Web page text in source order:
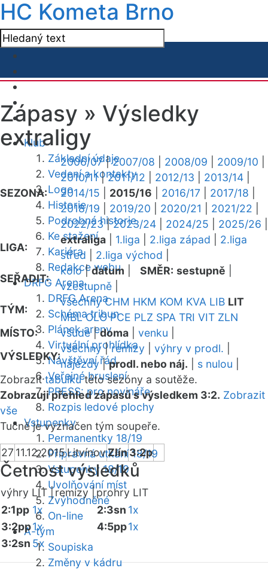
HC Kometa Brno
Klub
Základní údaje
Vedení a kontakty
Logo
Historie
Podrobná historie
Ke stažení
Kariéra
Redakce webu
DRFG Arena
DRFG Arena
Schéma tribun
Plánek areny
Virtuální prohlídka
Návštěvní řád
Veřejné bruslení
PRESS: pro novináře
Rozpis ledové plochy
Vstupenky
Permanentky 18/19
Přípravná utkání 18/19
Vstupenky 18/19
Uvolňování míst
Zvýhodněné
On-line
A-tým
Soupiska
Změny v kádru
Zápasy » Výsledky
extraligy
SEZONA:
2006/07|2007/08 2008/09 2009/10
2010/11|2011/12 2012/13 2013/14
2014/15
2015/16 2016/17 2017/18
2018/19
2019/20 2020/21 2021/22
2022/23|2023/24 2024/25 2025/26
LIGA:
extraliga 1.liga 2.liga západ
2.liga
střed
2.liga východ
SEŘADIT:
kolo|datum SMĚR: sestupně
vzestupně
TÝM:
všechny CHM HKM KOM KVA LIB LIT
MBL OLO PCE PLZ SPA TRI VIT ZLN
MÍSTO:
všude|doma venku
VÝSLEDKY:
všechny|remízy výhry v prodl.
nájezdy|prodl. nebo náj. s nulou
Zobrazittabulkutéto sezóny a soutěže.
Zobrazuji přehled zápasů s výsledkem 3:2. Zobrazit
vše
Tučně je vyznačen tým soupeře.
27 11.12.2015LitvínovZlín3:2p
Četnost výsledků
výhry LIT |remízy |prohry LIT
2:1pp 1x
3:2pp1x
3:2sn 5x
2:3sn 1x
4:5pp1x